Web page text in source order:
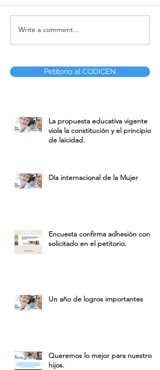
Write a comment...
Petitorio al CODICEN
La propuesta educativa vigente
viola la constitución y el principio
de laicidad.
Día internacional de la Mujer
Encuesta confirma adhesión con lo
solicitado en el petitorio.
Un año de logros importantes
Queremos lo mejor para nuestros
hijos.